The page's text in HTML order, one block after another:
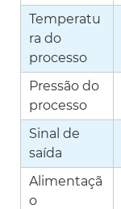
Temperatu
ra do
processo
Pressão do
processo
Sinal de
saída
Alimentaçã
o